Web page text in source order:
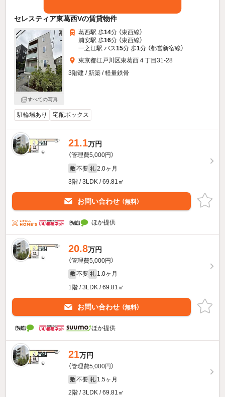
セレスティア東葛西Vの賃貸物件
すべての写真
葛西駅 歩14分 （東西線）
浦安駅 歩16分 （東西線）
一之江駅 バス15分 歩1分 （都営新宿線）
東京都江戸川区東葛西４丁目31-28
3階建 / 新築 / 軽量鉄骨
駐輪場あり 宅配ボックス
21.1万円
（管理費5,000円）
敷 不要 礼 2.0ヶ月
3階 / 3LDK / 69.81㎡
お問い合わせ （無料）
ほか提供
20.8万円
（管理費5,000円）
敷 不要 礼 1.0ヶ月
1階 / 3LDK / 69.81㎡
お問い合わせ （無料）
ほか提供
21万円
（管理費5,000円）
敷 不要 礼 1.5ヶ月
2階 / 3LDK / 69.81㎡